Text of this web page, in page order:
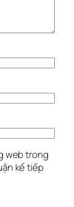
web trong
kế tiếp